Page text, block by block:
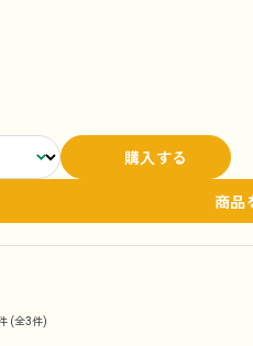
購入する
商品
(全3件)